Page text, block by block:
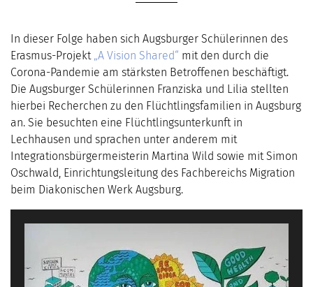
In dieser Folge haben sich Augsburger Schülerinnen des
Erasmus-Projekt „A Vision Shared“ mit den durch die
Corona-Pandemie am stärksten Betroffenen beschäftigt.
Die Augsburger Schülerinnen Franziska und Lilia stellten
hierbei Recherchen zu den Flüchtlingsfamilien in Augsburg
an. Sie besuchten eine Flüchtlingsunterkunft in
Lechhausen und sprachen unter anderem mit
Integrationsbürgermeisterin Martina Wild sowie mit Simon
Oschwald, Einrichtungsleitung des Fachbereichs Migration
beim Diakonischen Werk Augsburg.